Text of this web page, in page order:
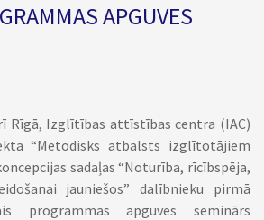
APGUVES
Rīgā, Izglītības attīstības centra (IAC)
“Metodisks atbalsts izglītotājiem
sadaļas “Noturība, rīcībspēja,
jauniešos” dalībnieku pirmā
programmas apguves seminārs